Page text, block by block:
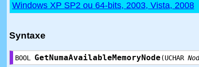
Windows XP SP2 ou 64-bits, 2003, Vista, 2008
Syntaxe
BOOL GetNumaAvailableMemoryNode (UCHAR